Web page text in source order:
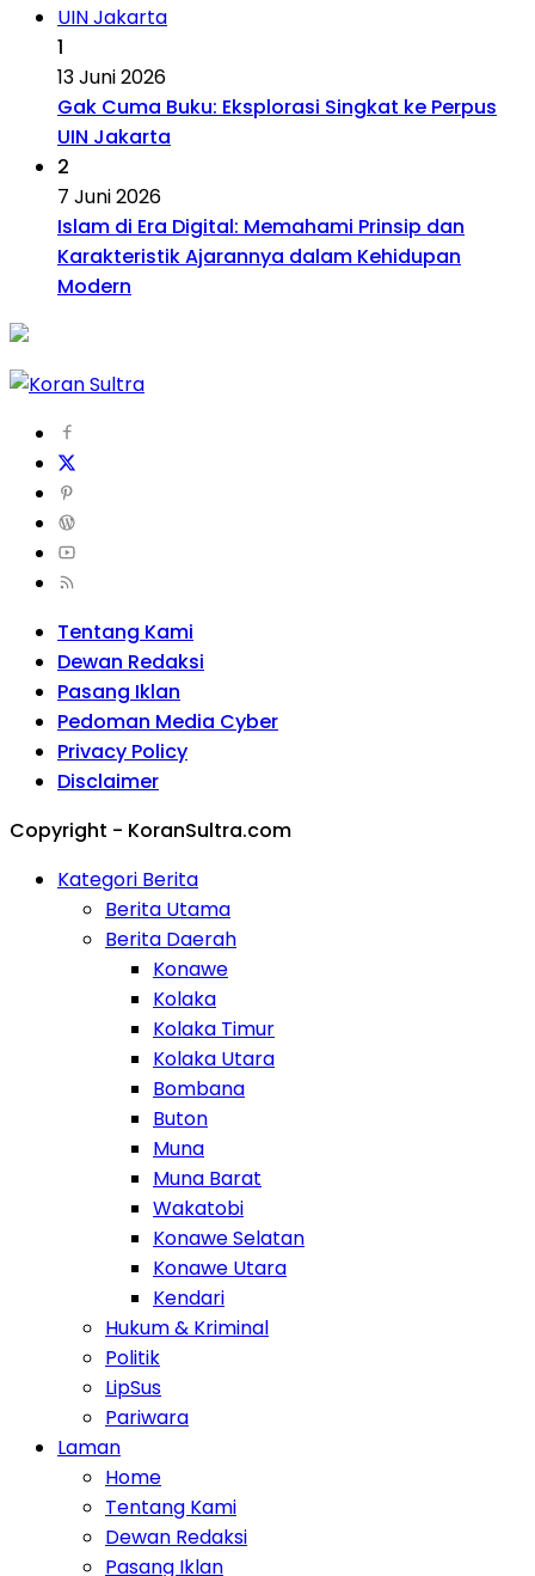
1
13 Juni 2026
Gak Cuma Buku: Eksplorasi Singkat ke Perpus
UIN Jakarta
2
7 Juni 2026
Islam di Era Digital: Memahami Prinsip dan
Karakteristik Ajarannya dalam Kehidupan
Modern
Tentang Kami
Dewan Redaksi
Pasang Iklan
Pedoman Media Cyber
Privacy Policy
Disclaimer
Copyright - KoranSultra.com
Kategori Berita
Berita Utama
Berita Daerah
Konawe
Kolaka
Kolaka Timur
Kolaka Utara
Bombana
Buton
Muna
Muna Barat
Wakatobi
Konawe Selatan
Konawe Utara
Kendari
Hukum & Kriminal
Politik
LipSus
Pariwara
Laman
Home
Tentang Kami
Dewan Redaksi
Pasang Iklan